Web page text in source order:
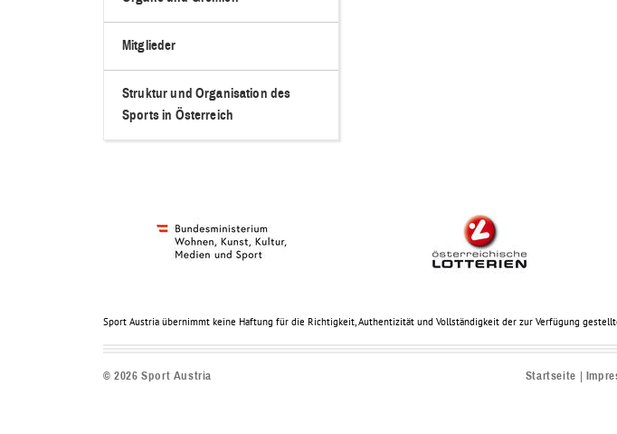
Mitglieder
Struktur und Organisation des
Sports in Österreich
Sport Austria übernimmt keine Haftung für die Richtigkeit, Authentizität und Vollständigkeit der zur Verfügung
©2026 Sport Austria Startseite